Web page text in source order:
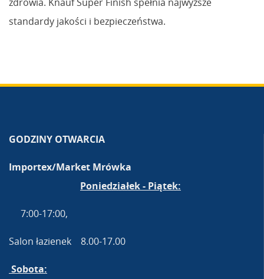
standardy jakości i bezpieczeństwa.
GODZINY OTWARCIA
Importex/Market Mrówka
Poniedziałek - Piątek:
7:00-17:00,
Salon łazienek 8.00-17.00
Sobota: